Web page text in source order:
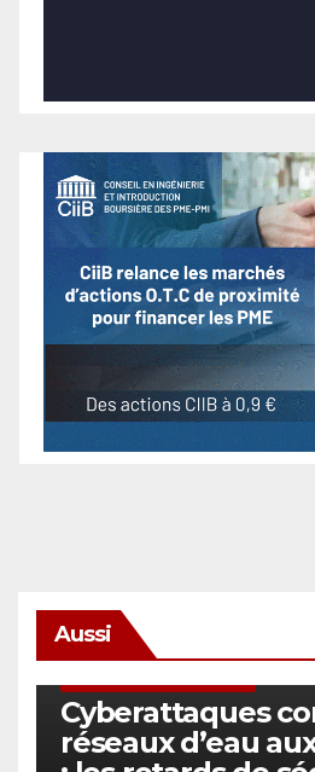
Aussi
Cyberattaques
réseaux d’eau